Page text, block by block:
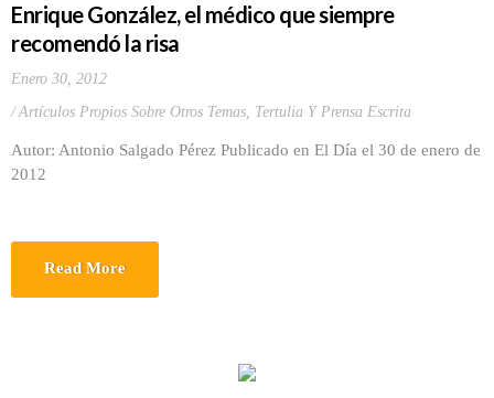
Enrique González, el médico que siempre
recomendó la risa
Enero 30, 2012
Artículos Propios Sobre Otros Temas, Tertulia Y Prensa Escrita
Autor: Antonio Salgado Pérez Publicado en El Día el 30 de enero de
2012
Read More